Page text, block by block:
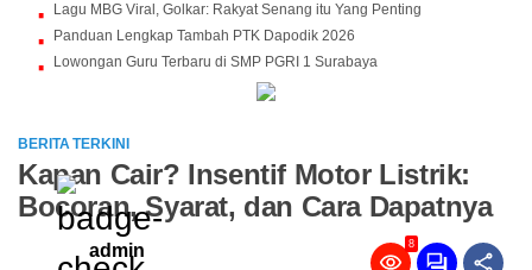
Lagu MBG Viral, Golkar: Rakyat Senang itu Yang Penting
Panduan Lengkap Tambah PTK Dapodik 2026
Lowongan Guru Terbaru di SMP PGRI 1 Surabaya
BERITA TERKINI
Kapan Cair? Insentif Motor Listrik:
Bocoran, Syarat, dan Cara Dapatnya
admin 8